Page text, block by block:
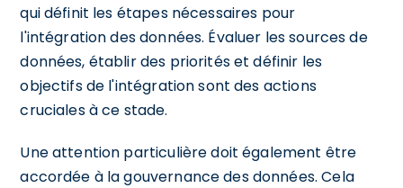
qui définit les étapes nécessaires pour
l'intégration des données. Évaluer les sources de
données, établir des priorités et définir les
objectifs de l'intégration sont des actions
cruciales à ce stade.
Une attention particulière doit également être
accordée à la gouvernance des données. Cela